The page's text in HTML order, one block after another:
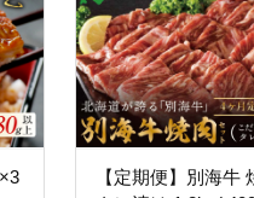
【定期便】別海牛